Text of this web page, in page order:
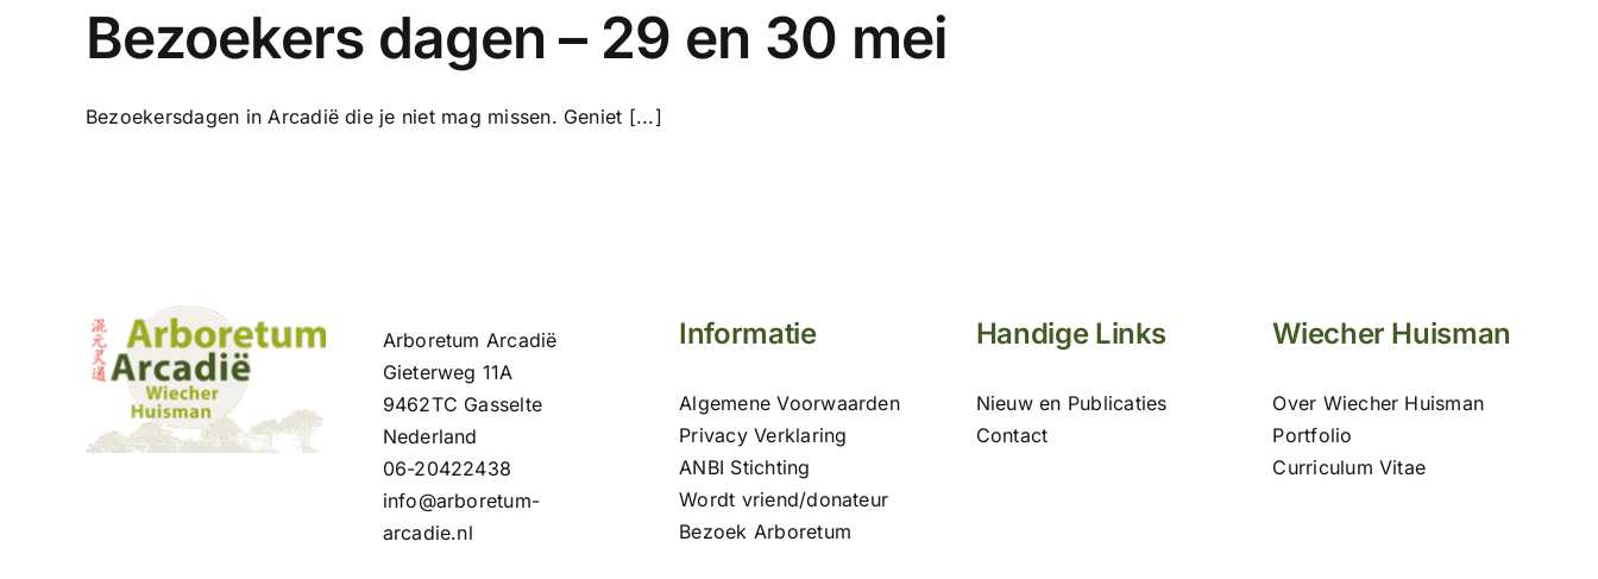
Bezoekers dagen – 29 en 30 mei
Bezoekersdagen in Arcadië die je niet mag missen. Geniet [...]
Arboretum Arcadië
Gieterweg 11A
9462TC Gasselte
Nederland
06-20422438
info@arboretum-
arcadie.nl
Informatie
Algemene Voorwaarden
Privacy Verklaring
ANBI Stichting
Wordt vriend/donateur
Bezoek Arboretum
Handige Links
Nieuw en Publicaties
Contact
Wiecher Huisman
Over Wiecher Huisman
Portfolio
Curriculum Vitae